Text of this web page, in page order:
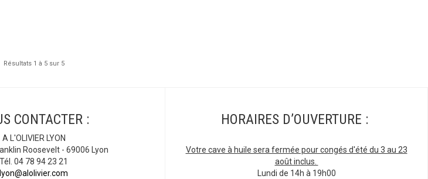
Résultats 1 à 5 sur 5
CONTACTER :
A L'OLIVIER LYON
Roosevelt - 69006 Lyon
Tél. 04 78 94 23 21
lyon@alolivier.com
HORAIRES D’OUVERTURE :
Votre cave à huile sera fermée pour congés d'été du 3 au 23
août inclus.
Lundi de 14h à 19h00